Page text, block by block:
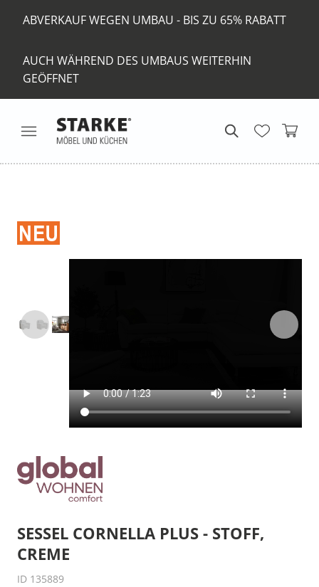
ABVERKAUF WEGEN UMBAU - BIS ZU 65% RABATT
AUCH WÄHREND DES UMBAUS WEITERHIN
GEÖFFNET
SESSEL CORNELLA PLUS - STOFF,
CREME
ID 135889